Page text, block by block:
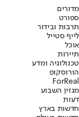
מדורים
ספורט
תרבות ובידור
לייף סטייל
אוכל
תיירות
טכנולוגיה ומדע
הורוסקופ
ForReal
מגזין השבוע
דעות
חדשות בארץ